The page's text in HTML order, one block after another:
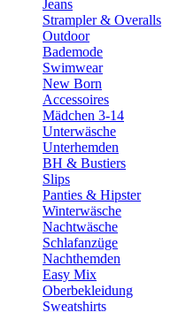
Jeans
Strampler & Overalls
Outdoor
Bademode
Swimwear
New Born
Accessoires
Mädchen 3-14
Unterwäsche
Unterhemden
BH & Bustiers
Slips
Panties & Hipster
Winterwäsche
Nachtwäsche
Schlafanzüge
Nachthemden
Easy Mix
Oberbekleidung
Sweatshirts